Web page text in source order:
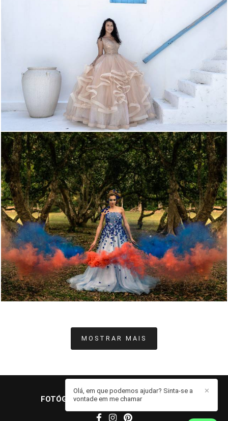
324 0
272 0
MOSTRAR MAIS
FOTÓGRAFO JOHN EDGARD
✕
Olá, em que podemos ajudar? Sinta-se a
vontade em me chamar